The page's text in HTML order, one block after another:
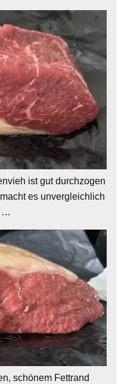
ist gut durchzogen
es unvergleichlich
…
schönem Fettrand